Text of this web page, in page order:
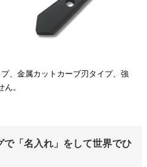
、金属カットカーブ刃タイプ、強
。
「名入れ」をして世界でひ